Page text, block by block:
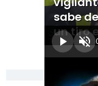
sabe
un tiro